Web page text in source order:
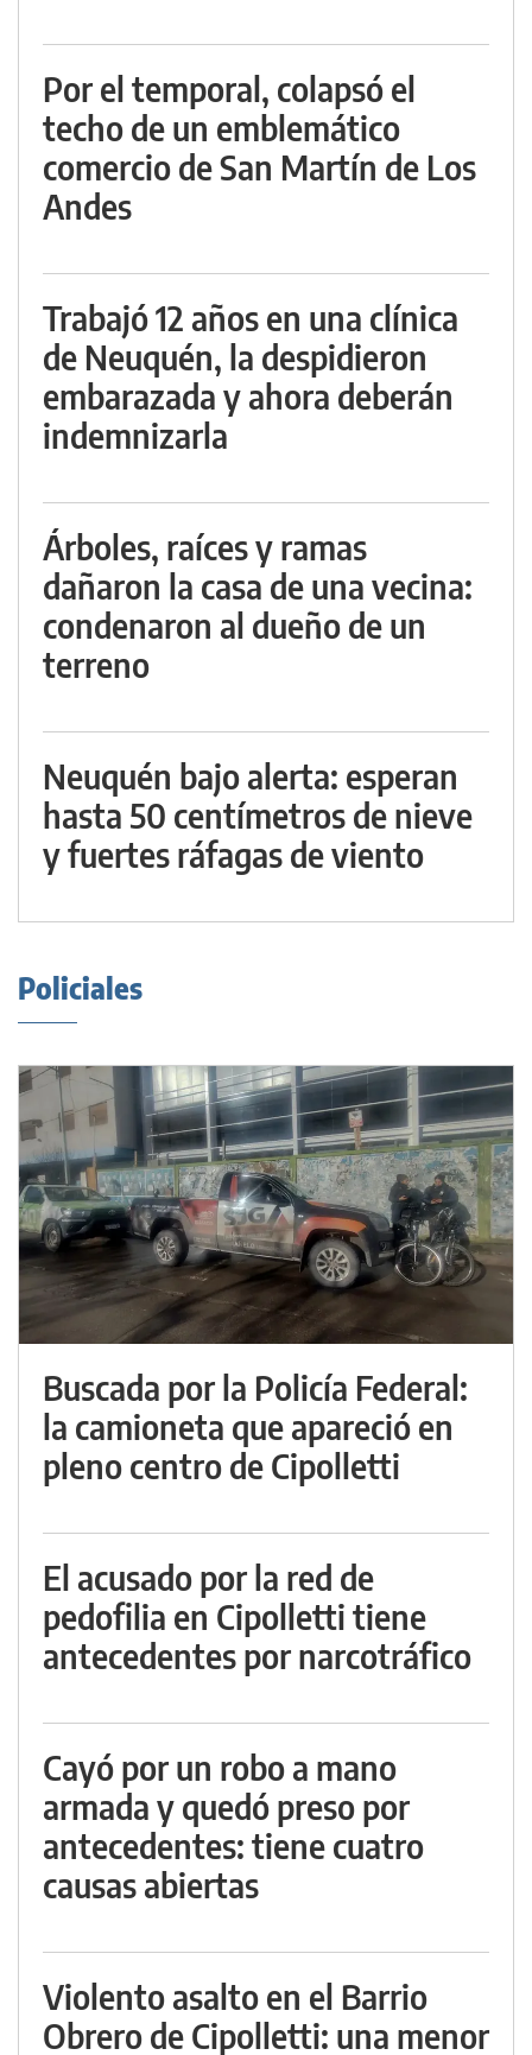
Por el temporal, colapsó el
techo de un emblemático
comercio de San Martín de Los
Andes
Trabajó 12 años en una clínica
de Neuquén, la despidieron
embarazada y ahora deberán
indemnizarla
Árboles, raíces y ramas
dañaron la casa de una vecina:
condenaron al dueño de un
terreno
Neuquén bajo alerta: esperan
hasta 50 centímetros de nieve
y fuertes ráfagas de viento
Policiales
Buscada por la Policía Federal:
la camioneta que apareció en
pleno centro de Cipolletti
El acusado por la red de
pedofilia en Cipolletti tiene
antecedentes por narcotráfico
Cayó por un robo a mano
armada y quedó preso por
antecedentes: tiene cuatro
causas abiertas
Violento asalto en el Barrio
Obrero de Cipolletti: una menor